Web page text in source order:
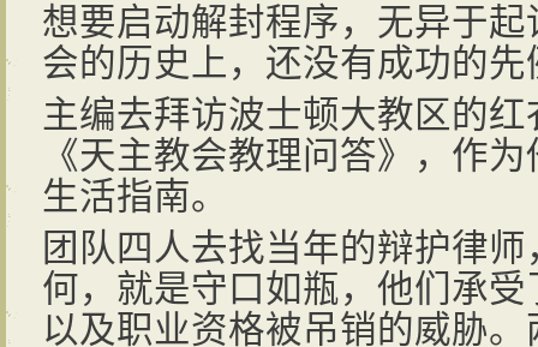
想要启动解封程序，无异于
会的历史上，还没有成功的先
主编去拜访波士顿大教区的
《天主教会教理问答》，作
生活指南。
团队四人去找当年的辩护律
何，就是守口如瓶，他们承
以及职业资格被吊销的威胁